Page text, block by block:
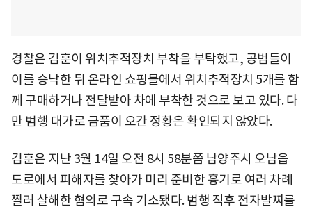
경찰은 김훈이 위치추적장치 부착을 부탁했고, 공범들이
이를 승낙한 뒤 온라인 쇼핑몰에서 위치추적장치 5개를 함
께 구매하거나 전달받아 차에 부착한 것으로 보고 있다. 다
만 범행 대가로 금품이 오간 정황은 확인되지 않았다.
김훈은 지난 3월 14일 오전 8시 58분쯤 남양주시 오남읍
도로에서 피해자를 찾아가 미리 준비한 흉기로 여러 차례
찔러 살해한 혐의로 구속 기소됐다. 범행 직후 전자발찌를